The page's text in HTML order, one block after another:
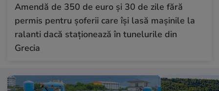
Amendă de 350 de euro și 30 de zile fără
permis pentru șoferii care își lasă mașinile la
ralanti dacă staționează în tunelurile din
Grecia